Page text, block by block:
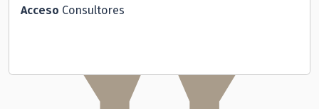
Acceso Consultores